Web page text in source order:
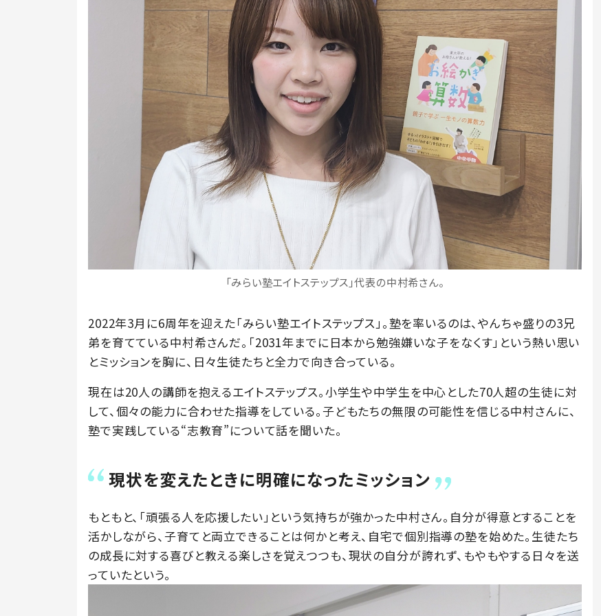
「みらい塾エイトステップス」代表の中村希さん。
2022年3月に6周年を迎えた「みらい塾エイトステップス」。塾を率いるのは、やんちゃ盛りの3兄
弟を育てている中村希さんだ。「2031年までに日本から勉強嫌いな子をなくす」という熱い思い
とミッションを胸に、日々生徒たちと全力で向き合っている。
現在は20人の講師を抱えるエイトステップス。小学生や中学生を中心とした70人超の生徒に対
して、個々の能力に合わせた指導をしている。子どもたちの無限の可能性を信じる中村さんに、
塾で実践している“志教育”について話を聞いた。
現状を変えたときに明確になったミッション
もともと、「頑張る人を応援したい」という気持ちが強かった中村さん。自分が得意とすることを
活かしながら、子育てと両立できることは何かと考え、自宅で個別指導の塾を始めた。生徒たち
の成長に対する喜びと教える楽しさを覚えつつも、現状の自分が誇れず、もやもやする日々を送
っていたという。